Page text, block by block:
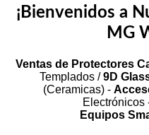
/
Tablet
⤷ Accesorios
¡Bienvenidos a
MG
Ventas de Protectores
Templados /9D
(Ceramicas) -
Electrónicos
Equipos